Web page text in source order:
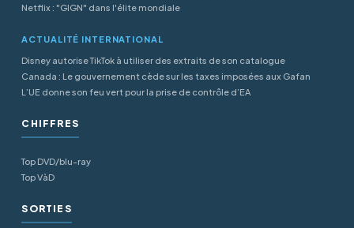
Netflix : "GIGN" dans l'élite mondiale
ACTUALITÉ INTERNATIONAL
Disney autorise TikTok à utiliser des extraits de son catalogue
Canada : Le gouvernement cède sur les taxes imposées aux Gafan
L’UE donne son feu vert pour la prise de contrôle d’EA
CHIFFRES
Top DVD/blu-ray
Top VàD
SORTIES